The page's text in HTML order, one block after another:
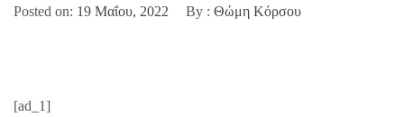
Posted on: 19 Μαΐου, 2022 By : Θώμη Κόρσου
[ad_1]